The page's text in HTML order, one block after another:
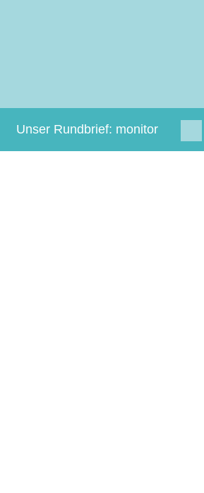
Unser Rundbrief: monitor